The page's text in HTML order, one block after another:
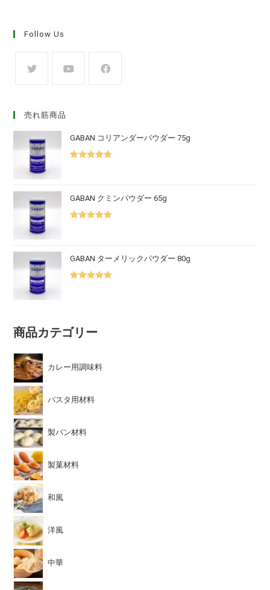
Follow Us
売れ筋商品
GABAN コリアンダーパウダー 75g
GABAN クミンパウダー 65g
GABAN ターメリックパウダー 80g
商品カテゴリー
カレー用調味料
パスタ用材料
製パン材料
製菓材料
和風
洋風
中華